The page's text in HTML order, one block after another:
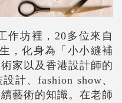
作坊裡，20多位來自
，化身為「小小縫補
家以及香港設計師的
計、fashion show、
藝術的知識。在老師